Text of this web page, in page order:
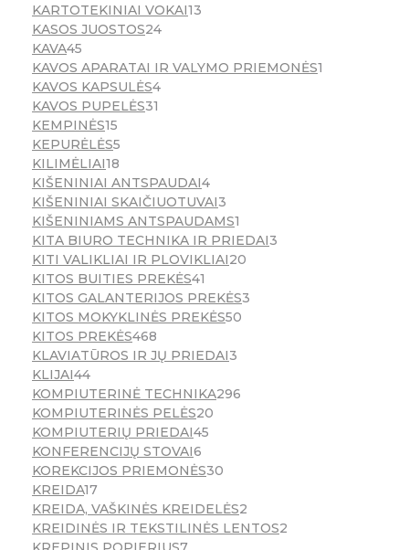
KARTOTEKINIAI VOKAI13
KASOS JUOSTOS24
KAVA45
KAVOS APARATAI IR VALYMO PRIEMONĖS1
KAVOS KAPSULĖS4
KAVOS PUPELĖS31
KEMPINĖS15
KEPURĖLĖS5
KILIMĖLIAI18
KIŠENINIAI ANTSPAUDAI4
KIŠENINIAI SKAIČIUOTUVAI3
KIŠENINIAMS ANTSPAUDAMS1
KITA BIURO TECHNIKA IR PRIEDAI3
KITI VALIKLIAI IR PLOVIKLIAI20
KITOS BUITIES PREKĖS41
KITOS GALANTERIJOS PREKĖS3
KITOS MOKYKLINĖS PREKĖS50
KITOS PREKĖS468
KLAVIATŪROS IR JŲ PRIEDAI3
KLIJAI44
KOMPIUTERINĖ TECHNIKA296
KOMPIUTERINĖS PELĖS20
KOMPIUTERIŲ PRIEDAI45
KONFERENCIJŲ STOVAI6
KOREKCIJOS PRIEMONĖS30
KREIDA17
KREIDA, VAŠKINĖS KREIDELĖS2
KREIDINĖS IR TEKSTILINĖS LENTOS2